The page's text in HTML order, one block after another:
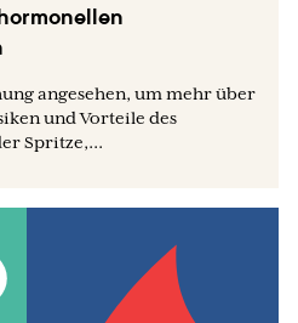
angesehen, um mehr über
und Vorteile des
Spritze,...